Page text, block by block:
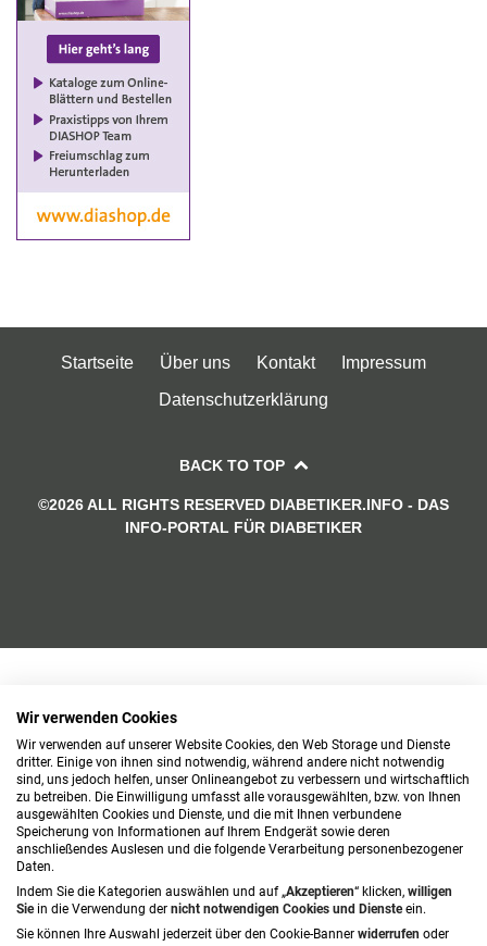
Startseite Über uns Kontakt
Impressum
Datenschutzerklärung
BACK TO TOP
©2026 ALL RIGHTS RESERVED DIABETIKER.INFO - DAS
INFO-PORTAL FÜR DIABETIKER
Wir verwenden Cookies
Wir verwenden auf unserer Website Cookies, den Web Storage und Dienste
dritter. Einige von ihnen sind notwendig, während andere nicht notwendig
sind, uns jedoch helfen, unser Onlineangebot zu verbessern und wirtschaftlich
zu betreiben. Die Einwilligung umfasst alle vorausgewählten, bzw. von Ihnen
ausgewählten Cookies und Dienste, und die mit Ihnen verbundene
Speicherung von Informationen auf Ihrem Endgerät sowie deren
anschließendes Auslesen und die folgende Verarbeitung personenbezogener
Daten.
Indem Sie die Kategorien auswählen und auf „Akzeptieren“ klicken, willigen
Sie in die Verwendung der nicht notwendigen Cookies und Diensteein.
Sie können Ihre Auswahl jederzeit über den Cookie-Banner widerrufen oder